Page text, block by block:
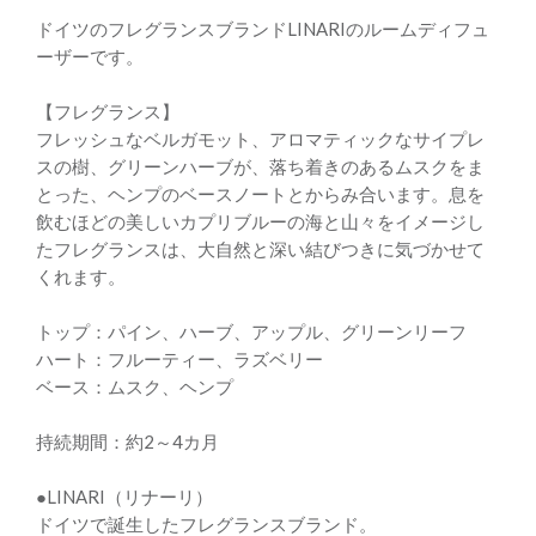
ドイツのフレグランスブランドLINARIのルームディフュ
ーザーです。
【フレグランス】
フレッシュなベルガモット、アロマティックなサイプレ
スの樹、グリーンハーブが、落ち着きのあるムスクをま
とった、ヘンプのベースノートとからみ合います。息を
飲むほどの美しいカプリブルーの海と山々をイメージし
たフレグランスは、大自然と深い結びつきに気づかせて
くれます。
トップ：パイン、ハーブ、アップル、グリーンリーフ
ハート：フルーティー、ラズベリー
ベース：ムスク、ヘンプ
持続期間：約2～4カ月
●LINARI（リナーリ）
ドイツで誕生したフレグランスブランド。